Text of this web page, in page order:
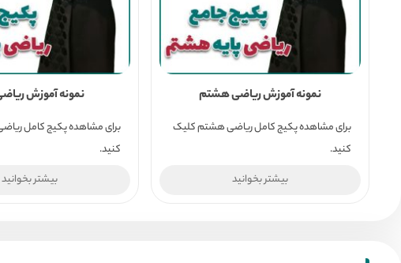
نمونه آموزش ریاضی هشتم
برای مشاهده پکیج کامل ریاضی هشتم کلیک
کنید.
بیشتر بخوانید
نمونه آموزش
برای مشاهده پکیج کامل
کنید.
بیشتر بخوانید